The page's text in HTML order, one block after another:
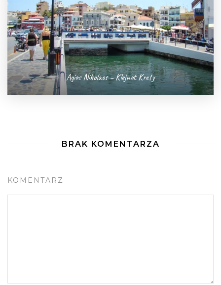
Agios Nikolaos – Klejnot Krety
BRAK KOMENTARZA
KOMENTARZ